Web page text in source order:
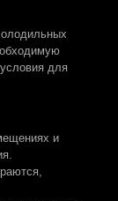
для
и